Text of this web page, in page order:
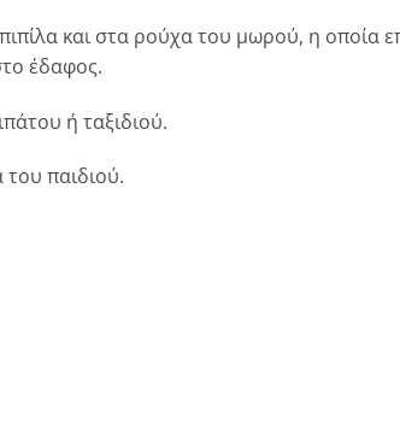
και στα ρούχα του μωρού, η οποία
έδαφος.
ή ταξιδιού.
του παιδιού.